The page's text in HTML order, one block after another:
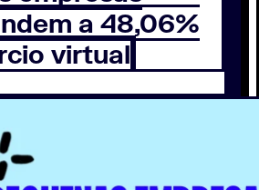
a 48,06%
virtual